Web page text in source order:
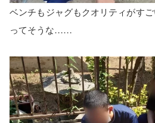
ベンチもジャグもクオリティがす
ってそうな……